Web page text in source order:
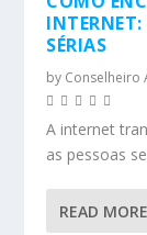
SÉRIAS
by Conselheiro
A internet
as pessoas
READ MORE